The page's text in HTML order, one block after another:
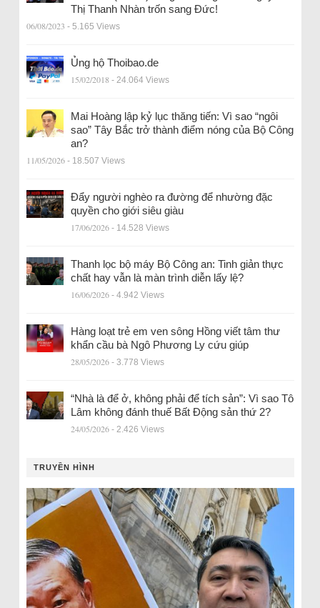
Thị Thanh Nhàn trốn sang Đức!
06/08/2023 - 5.165 Views
Ủng hộ Thoibao.de
15/02/2018 - 24.064 Views
Mai Hoàng lập kỷ lục thăng tiến: Vì sao “ngôi
sao” Tây Bắc trở thành điểm nóng của Bộ Công
an?
11/05/2026 - 18.507 Views
Đẩy người nghèo ra đường để nhường đặc
quyền cho giới siêu giàu
17/06/2026 - 14.528 Views
Thanh lọc bộ máy Bộ Công an: Tinh giản thực
chất hay vẫn là màn trình diễn lấy lệ?
16/06/2026 - 4.942 Views
Hàng loạt trẻ em ven sông Hồng viết tâm thư
khẩn cầu bà Ngô Phương Ly cứu giúp
28/05/2026 - 3.778 Views
“Nhà là để ở, không phải để tích sản”: Vì sao Tô
Lâm không đánh thuế Bất Động sản thứ 2?
24/05/2026 - 2.426 Views
TRUYỀN HÌNH